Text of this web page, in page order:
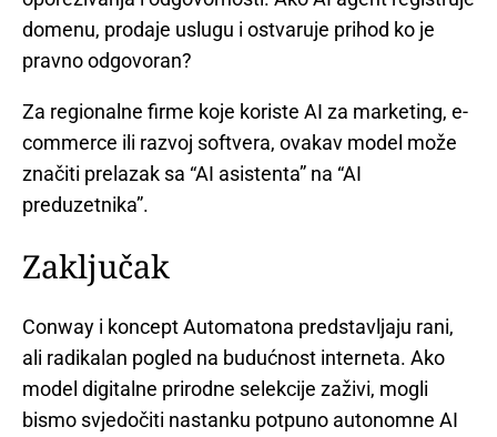
domenu, prodaje uslugu i ostvaruje prihod ko je
pravno odgovoran?
Za regionalne firme koje koriste AI za marketing, e-
commerce ili razvoj softvera, ovakav model može
značiti prelazak sa “AI asistenta” na “AI
preduzetnika”.
Zaključak
Conway i koncept Automatona predstavljaju rani,
ali radikalan pogled na budućnost interneta. Ako
model digitalne prirodne selekcije zaživi, mogli
bismo svjedočiti nastanku potpuno autonomne AI